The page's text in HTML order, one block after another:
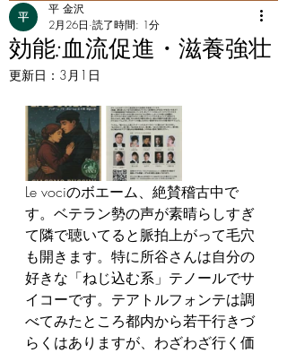
効能:血流促進・滋養強壮
平 金沢
2月26日 読了時間: 1分
更新日： 3月1日
Le vociのボエーム、絶賛稽古中で
す。ベテラン勢の声が素晴らしすぎ
て隣で聴いてると脈拍上がって毛穴
も開きます。特に所谷さんは自分の
好きな「ねじ込む系」テノールでサ
イコーです。テアトルフォンテは調
べてみたところ都内から若干行きづ
らくはありますが、わざわざ行く価